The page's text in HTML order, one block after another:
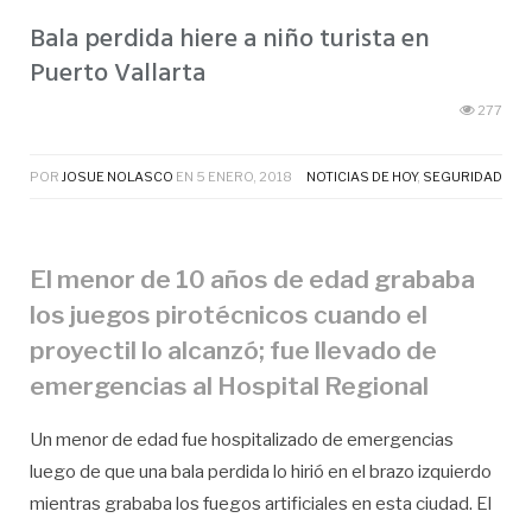
Bala perdida hiere a niño turista en
Puerto Vallarta
277
POR JOSUE NOLASCO EN 5 ENERO, 2018 NOTICIAS DE HOY, SEGURIDAD
El menor de 10 años de edad grababa
los juegos pirotécnicos cuando el
proyectil lo alcanzó; fue llevado de
emergencias al Hospital Regional
Un menor de edad fue hospitalizado de emergencias
luego de que una bala perdida lo hirió en el brazo izquierdo
mientras grababa los fuegos artificiales en esta ciudad. El